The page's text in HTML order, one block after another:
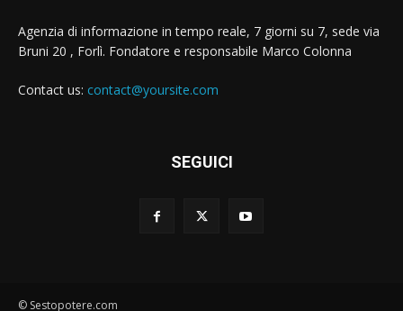
Agenzia di informazione in tempo reale, 7 giorni su 7, sede via
Bruni 20 , Forlì. Fondatore e responsabile Marco Colonna
Contact us: contact@yoursite.com
SEGUICI
© Sestopotere.com